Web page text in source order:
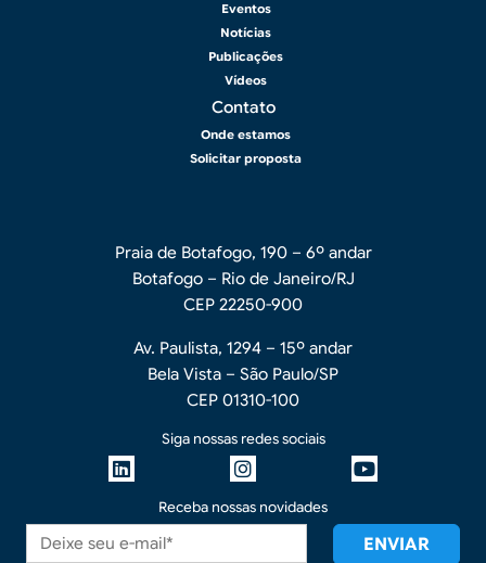
Eventos
Notícias
Publicações
Vídeos
Contato
Onde estamos
Solicitar proposta
Praia de Botafogo, 190 – 6º andar
Botafogo – Rio de Janeiro/RJ
CEP 22250-900
Av. Paulista, 1294 – 15º andar
Bela Vista – São Paulo/SP
CEP 01310-100
Siga nossas redes sociais
Receba nossas novidades